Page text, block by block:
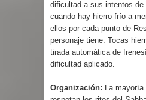
dificultad a sus intentos
cuando hay hierro frío a
ellos por cada punto de
personaje tiene. Tocas
tirada automática de
dificultad aplicado.
Organización: La